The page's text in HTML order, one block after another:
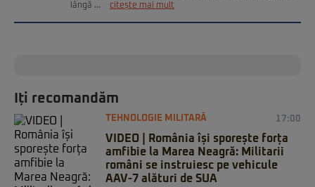
lângă ...
citește mai mult
Iți recomandăm
TEHNOLOGIE MILITARĂ 17:00
VIDEO | România își sporește forța
amfibie la Marea Neagră: Militarii
români se instruiesc pe vehicule
AAV-7 alături de SUA